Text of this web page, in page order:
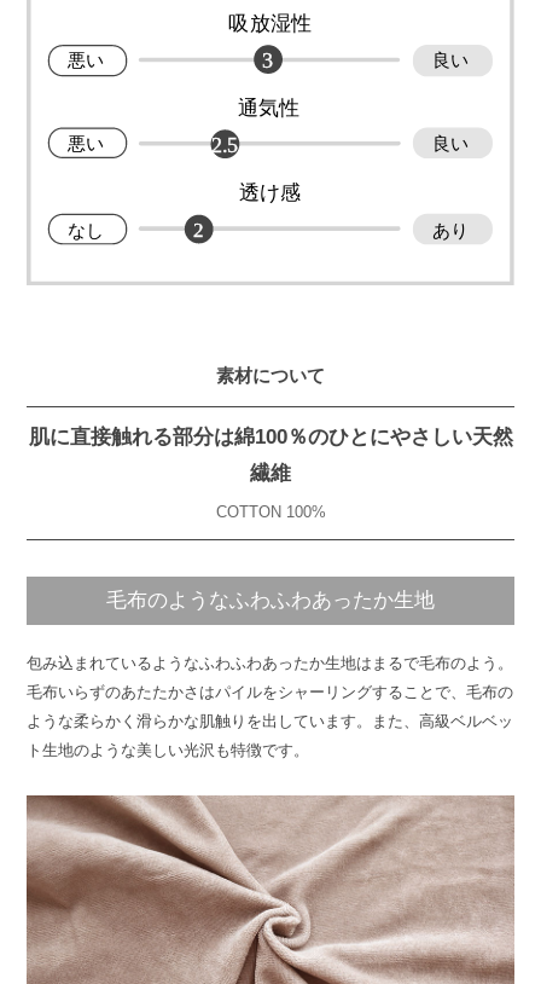
素材について
肌に直接触れる部分は綿100％のひとにやさしい天然
繊維
COTTON 100%
毛布のようなふわふわあったか生地
包み込まれているようなふわふわあったか生地はまるで毛布のよう。
毛布いらずのあたたかさはパイルをシャーリングすることで、毛布の
ような柔らかく滑らかな肌触りを出しています。また、高級ベルベッ
ト生地のような美しい光沢も特徴です。